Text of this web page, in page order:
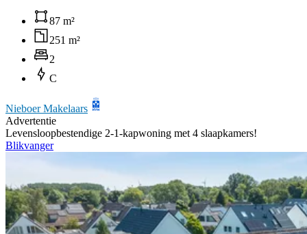
87 m²
251 m²
2
C
Nieboer Makelaars
Advertentie
Levensloopbestendige 2-1-kapwoning met 4 slaapkamers!
Blikvanger